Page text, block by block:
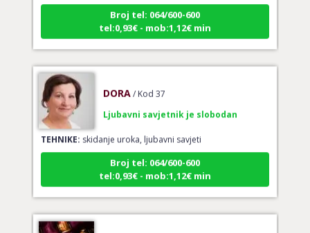
Broj tel: 064/600-600
tel:0,93€ - mob:1,12€ min
TEHNIKE:skidanje uroka, ljubavni savjeti
Broj tel: 064/600-600
tel:0,93€ - mob:1,12€ min